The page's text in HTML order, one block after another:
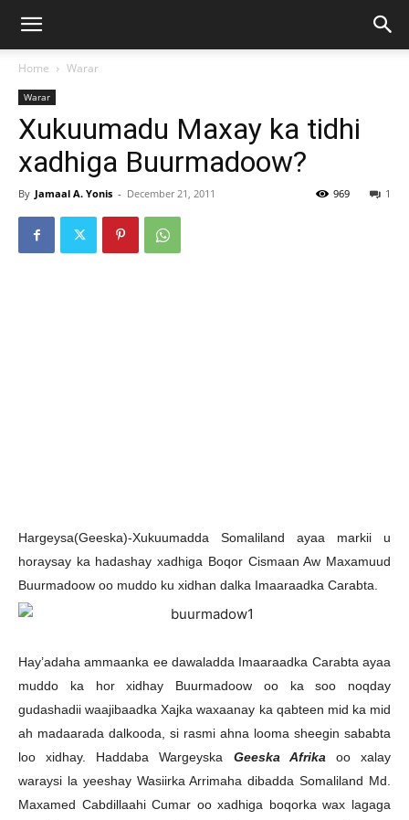
Home Warar
Warar
Xukuumadu Maxay ka tidhi
xadhiga Buurmadoow?
By Jamaal A. Yonis - December 21, 2011 1
969
Hargeysa(Geeska)-Xukuumadda Somaliland ayaa markii u
horaysay ka hadashay xadhiga Boqor Cismaan Aw Maxamuud
Buurmadoow oo muddo ku xidhan dalka Imaaraadka Carabta.
Hay’adaha ammaanka ee dawaladda Imaaraadka Carabta ayaa
muddo ka hor xidhay Buurmadoow oo ka soo noqday
gudashadii waajibaadka Xajka waxaanay ka qabteen mid ka mid
ah madaarada dalkooda, si rasmi ahna looma sheegin sababta
loo xidhay. Haddaba Wargeyska Geeska Afrika oo xalay
waraysi la yeeshay Wasiirka Arrimaha dibadda Somaliland Md.
Maxamed Cabdillaahi Cumar oo xadhiga boqorka wax lagaga